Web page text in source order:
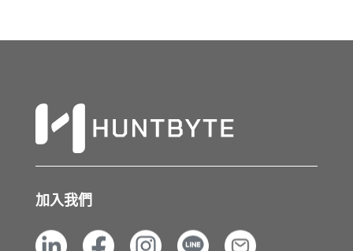
加入我們